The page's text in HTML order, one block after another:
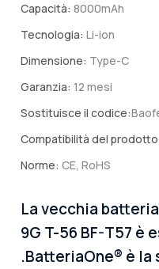
Capacità: 8000mAh
Tecnologia: Li-ion
Dimensione: Type-C
Garanzia: 12 mesi
Sostituisce il codice:
Compatibilità del
Norme: CE, RoHS
La vecchia batteria
9G T-56 BF-T57 è
.BatteriaOne® è